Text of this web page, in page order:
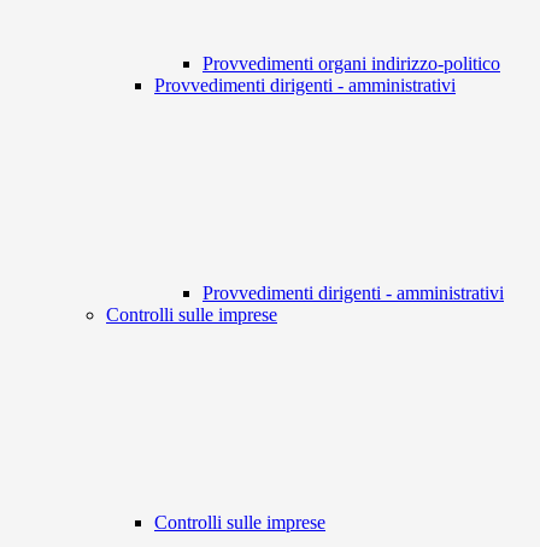
Provvedimenti organi indirizzo-politico
Provvedimenti dirigenti - amministrativi
Provvedimenti dirigenti - amministrativi
Controlli sulle imprese
Controlli sulle imprese